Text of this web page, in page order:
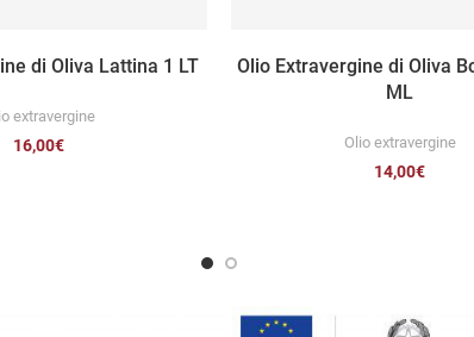
di Oliva Lattina 1 LT
extravergine
16,00€
Olio Extravergine di Oliva
ML
Olio extravergine
14,00€